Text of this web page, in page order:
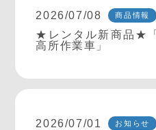
2026/07/08 商品情報
★レンタル新商品★
高所作業車」
2026/07/01 お知らせ